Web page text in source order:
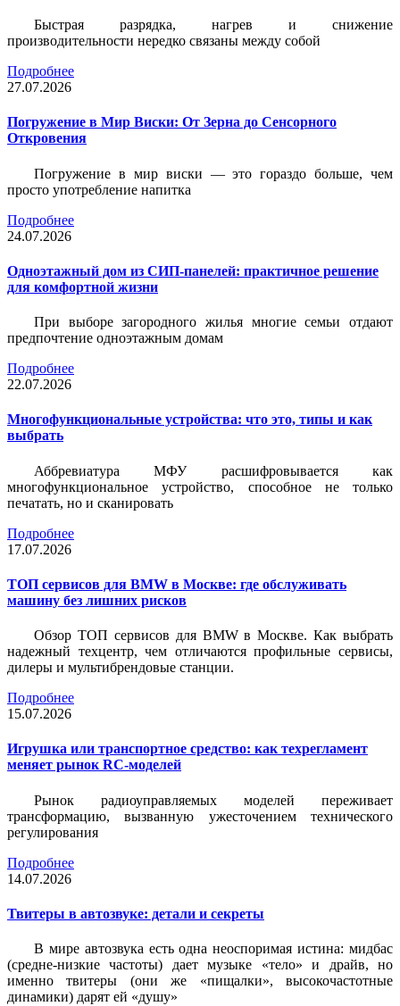
Быстрая разрядка, нагрев и снижение
производительности нередко связаны между собой
Подробнее
27.07.2026
Погружение в Мир Виски: От Зерна до Сенсорного
Откровения
Погружение в мир виски — это гораздо больше, чем
просто употребление напитка
Подробнее
24.07.2026
Одноэтажный дом из СИП-панелей: практичное решение
для комфортной жизни
При выборе загородного жилья многие семьи отдают
предпочтение одноэтажным домам
Подробнее
22.07.2026
Многофункциональные устройства: что это, типы и как
выбрать
Аббревиатура МФУ расшифровывается как
многофункциональное устройство, способное не только
печатать, но и сканировать
Подробнее
17.07.2026
ТОП сервисов для BMW в Москве: где обслуживать
машину без лишних рисков
Обзор ТОП сервисов для BMW в Москве. Как выбрать
надежный техцентр, чем отличаются профильные сервисы,
дилеры и мультибрендовые станции.
Подробнее
15.07.2026
Игрушка или транспортное средство: как техрегламент
меняет рынок RC-моделей
Рынок радиоуправляемых моделей переживает
трансформацию, вызванную ужесточением технического
регулирования
Подробнее
14.07.2026
Твитеры в автозвуке: детали и секреты
В мире автозвука есть одна неоспоримая истина: мидбас
(средне-низкие частоты) дает музыке «тело» и драйв, но
именно твитеры (они же «пищалки», высокочастотные
динамики) дарят ей «душу»